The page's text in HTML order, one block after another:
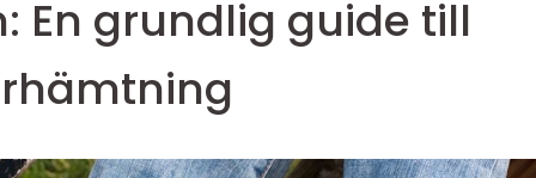
En grundlig guide till